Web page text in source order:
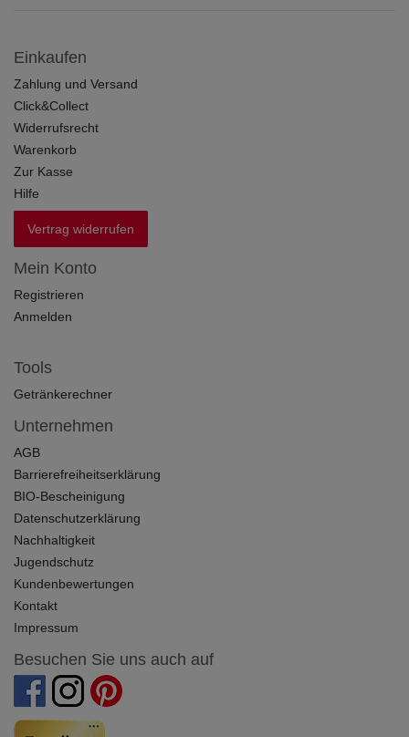
Einkaufen
Zahlung und Versand
Click&Collect
Widerrufsrecht
Warenkorb
Zur Kasse
Hilfe
Vertrag widerrufen
Mein Konto
Registrieren
Anmelden
Tools
Getränkerechner
Unternehmen
AGB
Barrierefreiheitserklärung
BIO-Bescheinigung
Datenschutzerklärung
Nachhaltigkeit
Jugendschutz
Kundenbewertungen
Kontakt
Impressum
Besuchen Sie uns auch auf